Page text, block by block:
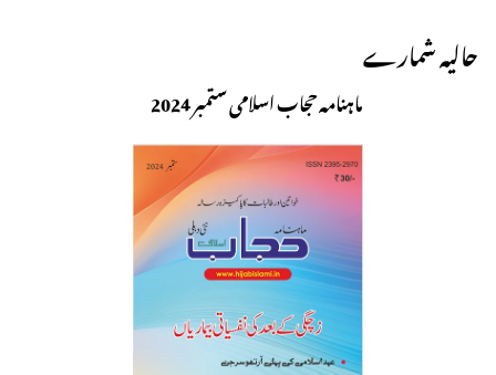
حالیہ شمارے
ماہنامہ حجاب اسلامی ستمبر 2024